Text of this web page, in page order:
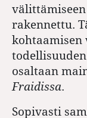
rakennettu.
kohtaamisen
osaltaan
Fraidissa.
Sopivasti